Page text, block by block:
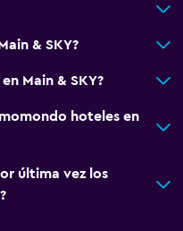
& SKY?
Main & SKY?
hoteles en
última vez los